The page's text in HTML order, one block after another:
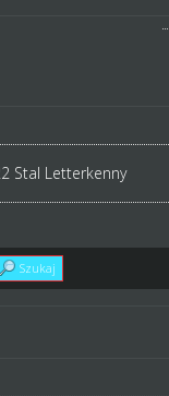
Stal Letterkenny
Szukaj